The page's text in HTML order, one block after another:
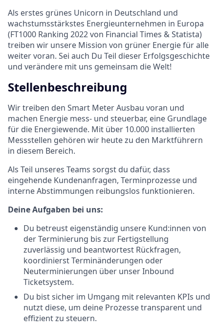
Als erstes grünes Unicorn in Deutschland und
wachstumsstärkstes Energieunternehmen in Europa
(FT1000 Ranking 2022 von Financial Times & Statista)
treiben wir unsere Mission von grüner Energie für alle
weiter voran. Sei auch Du Teil dieser Erfolgsgeschichte
und verändere mit uns gemeinsam die Welt!
Stellenbeschreibung
Wir treiben den Smart Meter Ausbau voran und
machen Energie mess- und steuerbar, eine Grundlage
für die Energiewende. Mit über 10.000 installierten
Messstellen gehören wir heute zu den Marktführern
in diesem Bereich.
Als Teil unseres Teams sorgst du dafür, dass
eingehende Kundenanfragen, Terminprozesse und
interne Abstimmungen reibungslos funktionieren.
Deine Aufgaben bei uns:
Du betreust eigenständig unsere Kund:innen von
der Terminierung bis zur Fertigstellung
zuverlässig und beantwortest Rückfragen,
koordinierst Terminänderungen oder
Neuterminierungen über unser Inbound
Ticketsystem.
Du bist sicher im Umgang mit relevanten KPIs und
nutzt diese, um deine Prozesse transparent und
effizient zu steuern.